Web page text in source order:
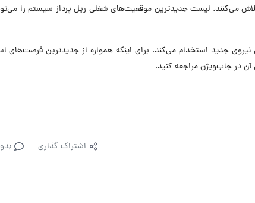
می‌کنند. لیست جدیدترین موقعیت‌های شغلی ریل پرداز سیستم را
حال حاضر در ۵ موقعیت شغلی نیروی جدید استخدام می‌کند. برای اینکه همواره از جدیدترین
در جاب‌ویژن مراجعه کنید.
اشتراک گذاری